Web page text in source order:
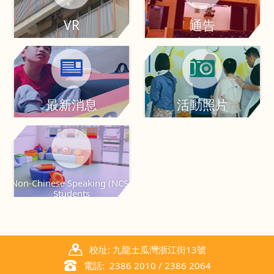
VR 通告
最新消息 活動照片
Non-Chinese Speaking (NCS)
Students
校址: 九龍土瓜灣浙江街13號
電話: 2386 2010 / 2386 2064